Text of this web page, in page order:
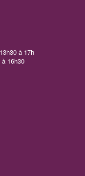
à 17h
16h30